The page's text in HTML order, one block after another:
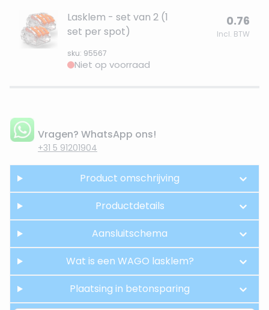
Lasklem - set van 2 (1
set per spot)
sku: 95567
0.76
Incl. BTW
Niet op voorraad
Vragen? WhatsApp ons!
+31 5 91201904
Product omschrijving
Productdetails
Aansluitschema
Wat is een WAGO lasklem?
Plaatsing in betonsparing